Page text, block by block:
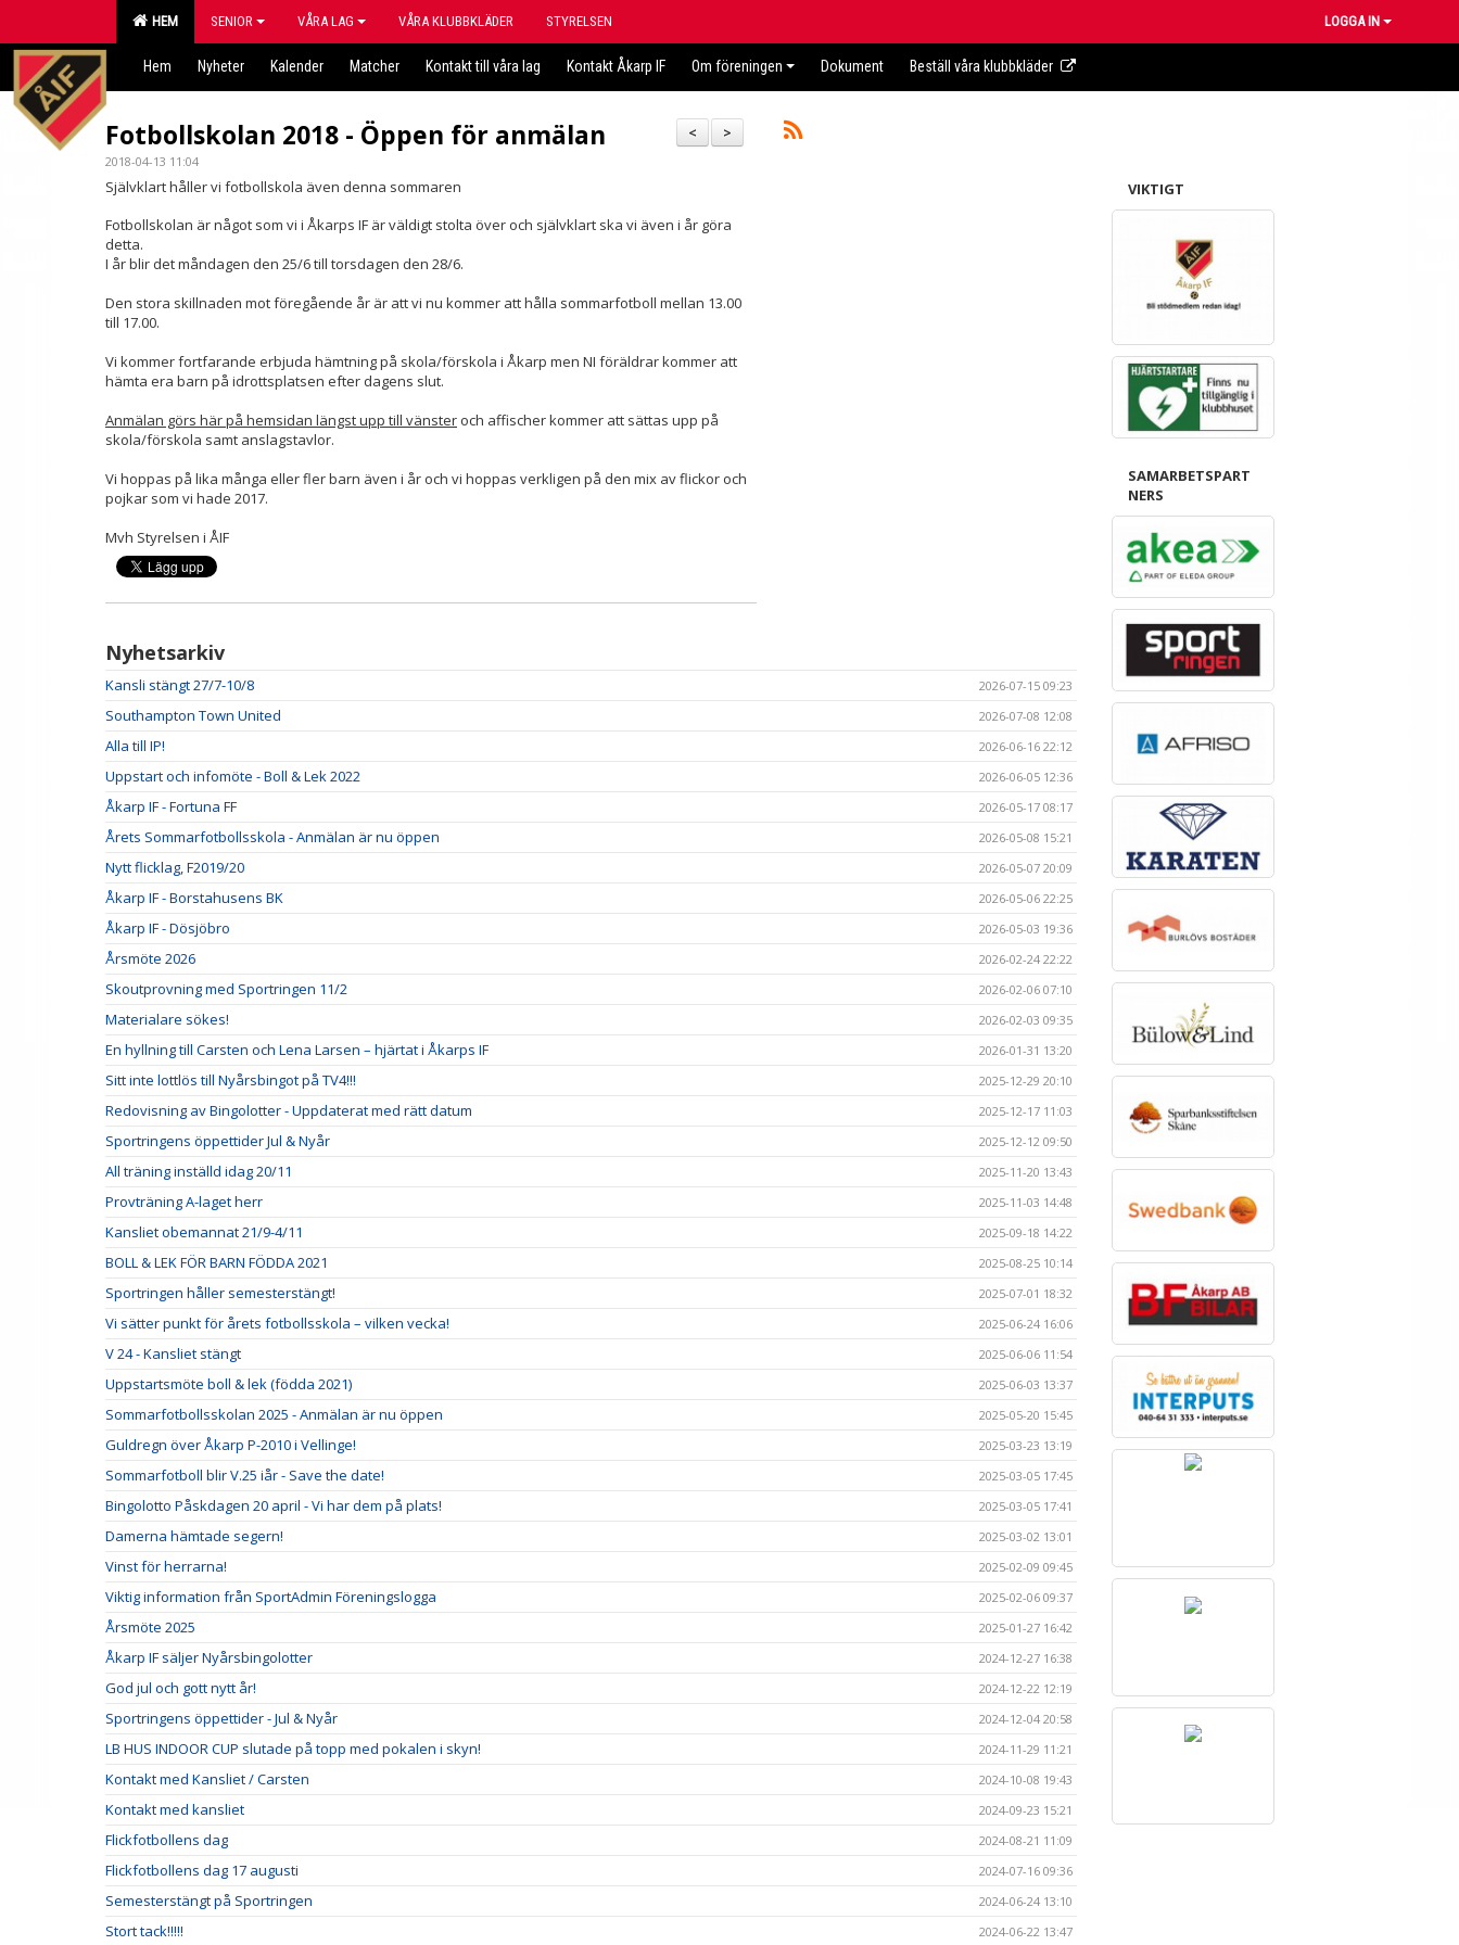
HEM SENIOR VÅRA LAG VÅRA KLUBBKLÄDER STYRELSEN LOGGA IN
Hem Nyheter Kalender Matcher Kontakt till våra lag Kontakt Åkarp IF Om föreningen Dokument Beställ våra klubbkläder
>
<
Fotbollskolan 2018 - Öppen för anmälan
2018-04-13 11:04
Självklart håller vi fotbollskola även denna sommaren
Fotbollskolan är något som vi i Åkarps IF är väldigt stolta över och självklart ska vi även i år göra
detta.
I år blir det måndagen den 25/6 till torsdagen den 28/6.
Den stora skillnaden mot föregående år är att vi nu kommer att hålla sommarfotboll mellan 13.00
till 17.00.
Vi kommer fortfarande erbjuda hämtning på skola/förskola i Åkarp men NI föräldrar kommer att
hämta era barn på idrottsplatsen efter dagens slut.
Anmälan görs här på hemsidan längst upp till vänster och affischer kommer att sättas upp på
skola/förskola samt anslagstavlor.
Vi hoppas på lika många eller fler barn även i år och vi hoppas verkligen på den mix av flickor och
pojkar som vi hade 2017.
Mvh Styrelsen i ÅIF
Nyhetsarkiv
Kansli stängt 27/7-10/8 2026-07-15 09:23
Southampton Town United 2026-07-08 12:08
Alla till IP! 2026-06-16 22:12
Uppstart och infomöte - Boll & Lek 2022 2026-06-05 12:36
Åkarp IF - Fortuna FF 2026-05-17 08:17
Årets Sommarfotbollsskola - Anmälan är nu öppen 2026-05-08 15:21
Nytt flicklag, F2019/20 2026-05-07 20:09
Åkarp IF - Borstahusens BK 2026-05-06 22:25
Åkarp IF - Dösjöbro 2026-05-03 19:36
Årsmöte 2026 2026-02-24 22:22
Skoutprovning med Sportringen 11/2 2026-02-06 07:10
Materialare sökes! 2026-02-03 09:35
En hyllning till Carsten och Lena Larsen – hjärtat i Åkarps IF 2026-01-31 13:20
Sitt inte lottlös till Nyårsbingot på TV4!!! 2025-12-29 20:10
Redovisning av Bingolotter - Uppdaterat med rätt datum 2025-12-17 11:03
Sportringens öppettider Jul & Nyår 2025-12-12 09:50
All träning inställd idag 20/11 2025-11-20 13:43
Provträning A-laget herr 2025-11-03 14:48
Kansliet obemannat 21/9-4/11 2025-09-18 14:22
BOLL & LEK FÖR BARN FÖDDA 2021 2025-08-25 10:14
Sportringen håller semesterstängt! 2025-07-01 18:32
Vi sätter punkt för årets fotbollsskola – vilken vecka! 2025-06-24 16:06
V 24 - Kansliet stängt 2025-06-06 11:54
Uppstartsmöte boll & lek (födda 2021) 2025-06-03 13:37
Sommarfotbollsskolan 2025 - Anmälan är nu öppen 2025-05-20 15:45
Guldregn över Åkarp P-2010 i Vellinge! 2025-03-23 13:19
Sommarfotboll blir V.25 iår - Save the date! 2025-03-05 17:45
Bingolotto Påskdagen 20 april - Vi har dem på plats! 2025-03-05 17:41
Damerna hämtade segern! 2025-03-02 13:01
Vinst för herrarna! 2025-02-09 09:45
Viktig information från SportAdmin Föreningslogga 2025-02-06 09:37
Årsmöte 2025 2025-01-27 16:42
Åkarp IF säljer Nyårsbingolotter 2024-12-27 16:38
God jul och gott nytt år! 2024-12-22 12:19
Sportringens öppettider - Jul & Nyår 2024-12-04 20:58
LB HUS INDOOR CUP slutade på topp med pokalen i skyn! 2024-11-29 11:21
Kontakt med Kansliet / Carsten 2024-10-08 19:43
Kontakt med kansliet 2024-09-23 15:21
Flickfotbollens dag 2024-08-21 11:09
Flickfotbollens dag 17 augusti 2024-07-16 09:36
Semesterstängt på Sportringen 2024-06-24 13:10
Stort tack!!!!! 2024-06-22 13:47
VIKTIGT
SAMARBETSPART
NERS